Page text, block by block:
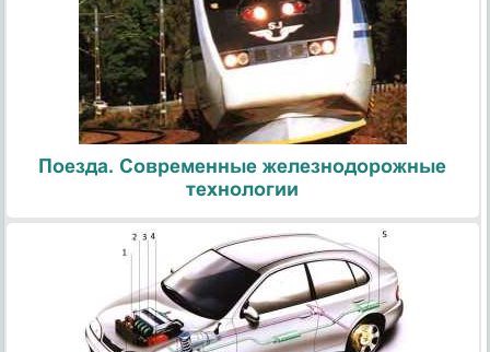
Поезда. Современные железнодорожные
технологии